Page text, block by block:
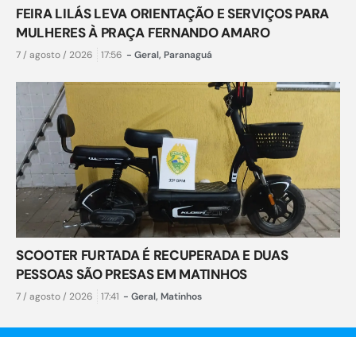
FEIRA LILÁS LEVA ORIENTAÇÃO E SERVIÇOS PARA
MULHERES À PRAÇA FERNANDO AMARO
7 / agosto / 2026 17:56 - Geral, Paranaguá
SCOOTER FURTADA É RECUPERADA E DUAS
PESSOAS SÃO PRESAS EM MATINHOS
7 / agosto / 2026 17:41 - Geral, Matinhos